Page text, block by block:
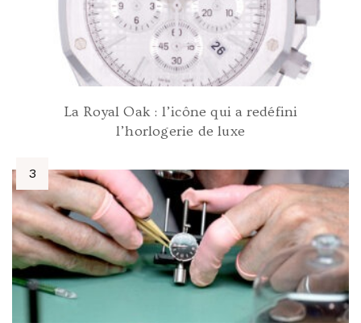
La Royal Oak : l’icône qui a redéfini
l’horlogerie de luxe